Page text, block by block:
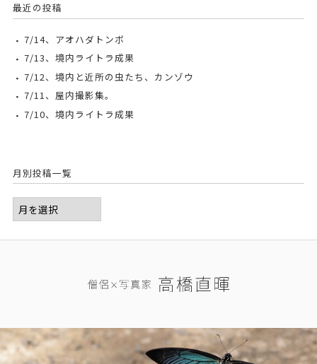
最近の投稿
7/14、アオハダトンボ
7/13、境内ライトラ成果
7/12、境内と近所の虫たち、カンゾウ
7/11、屋内撮影集。
7/10、境内ライトラ成果
月別投稿一覧